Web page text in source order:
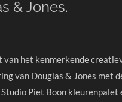
& Jones.
het kenmerkende
van Douglas & Jones met
Piet Boon kleurenpalet